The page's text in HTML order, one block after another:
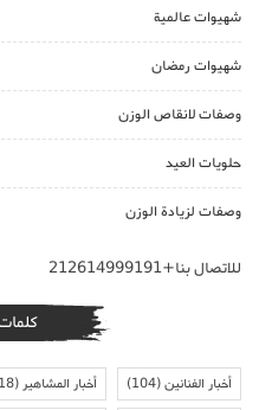
شهيوات عالمية
شهيوات رمضان
وصفات لانقاص الوزن
حلويات العيد
وصفات لزيادة الوزن
للاتصال بنا+212614999191
أخبار الفنانين(104) أخبار المشاهير(118)